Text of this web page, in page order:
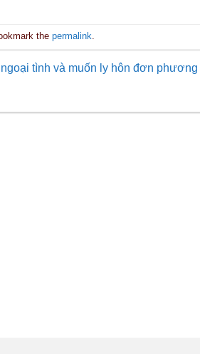
thepermalink.
tình và muốn ly hôn đơn